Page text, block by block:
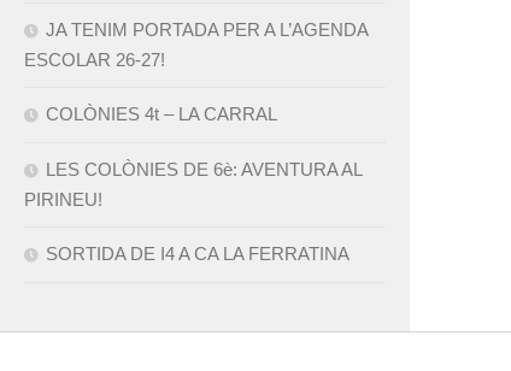
JA TENIM PORTADA PER A L’AGENDA
ESCOLAR 26-27!
COLÒNIES 4t – LA CARRAL
LES COLÒNIES DE 6è: AVENTURA AL
PIRINEU!
SORTIDA DE I4 A CA LA FERRATINA